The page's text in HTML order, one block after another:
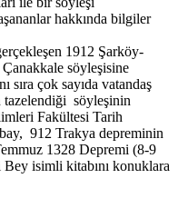
hakkında bilgiler
1912 Şarköy-
söyleşisine
sıra çok sayıda vatandaş
tazelendiği söyleşinin
Fakültesi Tarih
912 Trakya depreminin
1328 Depremi (8-9
isimli kitabını konuklara